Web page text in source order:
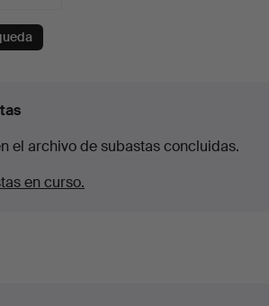
el archivo de subastas concluidas.
en curso.